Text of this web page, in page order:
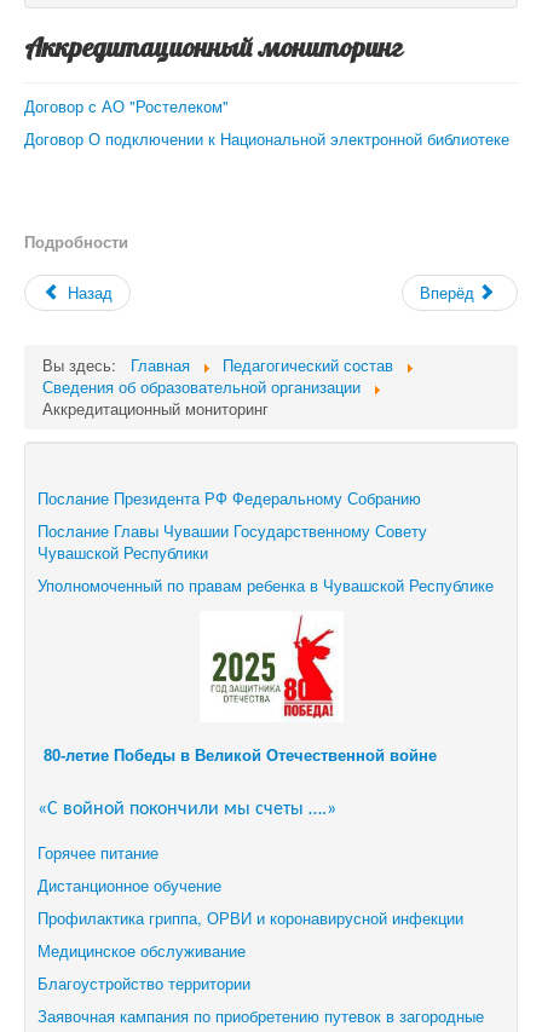
Аккредитационный мониторинг
Договор с АО "Ростелеком"
Договор О подключении к Национальной электронной библиотеке
Подробности
Назад Вперёд
Вы здесь: Главная
Педагогический состав
Сведения об образовательной организации
Аккредитационный мониторинг
Послание Президента РФ Федеральному Собранию
Послание Главы Чувашии Государственному Совету
Чувашской Республики
Уполномоченный по правам ребенка в Чувашской Республике
80-летие Победы в Великой Отечественной войне
«С войной покончили мы счеты ….»
Горячее питание
Дистанционное обучение
Профилактика гриппа, ОРВИ и коронавирусной инфекции
Медицинское обслуживание
Благоустройство территории
Заявочная кампания по приобретению путевок в загородные